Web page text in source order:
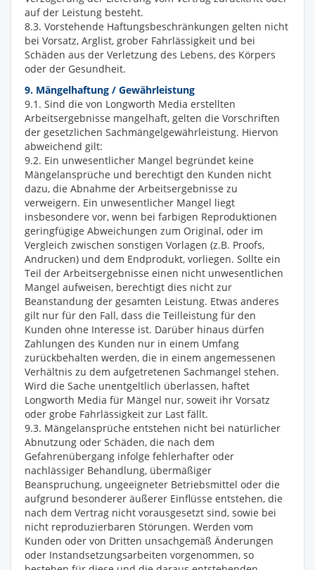
auf der Leistung besteht.
8.3. Vorstehende Haftungsbeschränkungen gelten nicht
bei Vorsatz, Arglist, grober Fahrlässigkeit und bei
Schäden aus der Verletzung des Lebens, des Körpers
oder der Gesundheit.
9. Mängelhaftung / Gewährleistung
9.1. Sind die von Longworth Media erstellten
Arbeitsergebnisse mangelhaft, gelten die Vorschriften
der gesetzlichen Sachmängelgewährleistung. Hiervon
abweichend gilt:
9.2. Ein unwesentlicher Mangel begründet keine
Mängelansprüche und berechtigt den Kunden nicht
dazu, die Abnahme der Arbeitsergebnisse zu
verweigern. Ein unwesentlicher Mangel liegt
insbesondere vor, wenn bei farbigen Reproduktionen
geringfügige Abweichungen zum Original, oder im
Vergleich zwischen sonstigen Vorlagen (z.B. Proofs,
Andrucken) und dem Endprodukt, vorliegen. Sollte ein
Teil der Arbeitsergebnisse einen nicht unwesentlichen
Mangel aufweisen, berechtigt dies nicht zur
Beanstandung der gesamten Leistung. Etwas anderes
gilt nur für den Fall, dass die Teilleistung für den
Kunden ohne Interesse ist. Darüber hinaus dürfen
Zahlungen des Kunden nur in einem Umfang
zurückbehalten werden, die in einem angemessenen
Verhältnis zu dem aufgetretenen Sachmangel stehen.
Wird die Sache unentgeltlich überlassen, haftet
Longworth Media für Mängel nur, soweit ihr Vorsatz
oder grobe Fahrlässigkeit zur Last fällt.
9.3. Mängelansprüche entstehen nicht bei natürlicher
Abnutzung oder Schäden, die nach dem
Gefahrenübergang infolge fehlerhafter oder
nachlässiger Behandlung, übermäßiger
Beanspruchung, ungeeigneter Betriebsmittel oder die
aufgrund besonderer äußerer Einflüsse entstehen, die
nach dem Vertrag nicht vorausgesetzt sind, sowie bei
nicht reproduzierbaren Störungen. Werden vom
Kunden oder von Dritten unsachgemäß Änderungen
oder Instandsetzungsarbeiten vorgenommen, so